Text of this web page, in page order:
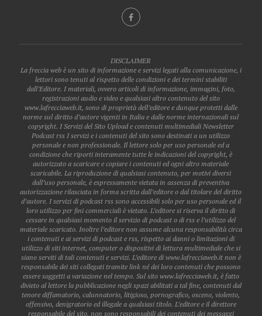
DISCLAIMER
La freccia web è un sito di informazione e servizi legati alla comunicazione, i
lettori sono tenuti al rispetto delle condizioni e dei termini stabiliti
dall’Editore. I materiali, ovvero articoli di informazione, immagini, foto,
registrazioni audio e video e qualsiasi altro contenuto del sito
www.lafrecciaweb.it, sono di proprietà dell’editore e dunque protetti dalle
norme sul diritto d’autore vigenti in Italia e dalle norme internazionali sul
copyright. I Servizi del Sito Upload e contenuti multimediali Newsletter
Podcast rss I servizi e i contenuti del sito sono destinati a un utilizzo
personale e non professionale. Il lettore solo per uso personale ed a
condizione che riporti interamente tutte le indicazioni del copyright, è
autorizzato a scaricare e copiare i contenuti ed ogni altro materiale
scaricabile. La riproduzione di qualsiasi contenuto, per motivi diversi
dall’uso personale, è espressamente vietata in assenza di preventiva
autorizzazione rilasciata in forma scritta dall’editore o dal titolare del diritto
d’autore. I servizi di podcast rss sono accessibili solo per uso personale ed il
loro utilizzo per fini commerciali è vietato. L’editore si riserva il diritto di
cessare in qualsiasi momento il servizio di podcast o di rss e l’utilizzo del
materiale scaricato. Inoltre l’editore non assume alcuna responsabilità circa
i contenuti e ai servizi di podcast e rss, rispetto ai danni o limitazioni di
utilizzo di siti internet, computer o dispositivi di lettura multimediale che si
siano serviti di tali contenuti e servizi. L’editore di www.lafrecciaweb.it non è
responsabile dei siti collegati tramite link né dei loro contenuti che possono
essere soggetti a variazione nel tempo. Sul sito www.lafrecciaweb.it, è fatto
divieto al lettore la pubblicazione negli spazi abilitati a tal fine, contenuti dal
tenore diffamatorio, calunnatorio, litigioso, pornografico, osceno, violento,
offensivo, denigratorio ed illegale a qualsiasi titolo. L’editore e il direttore
responsabile del sito, non sono responsabili dei contenuti dei messaggi